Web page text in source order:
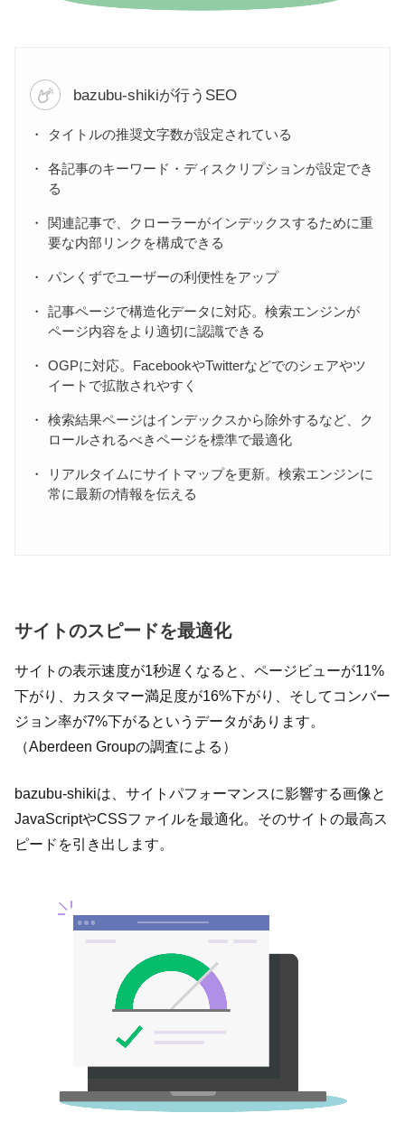
bazubu-shikiが行うSEO
タイトルの推奨文字数が設定されている
各記事のキーワード・ディスクリプションが設定でき
る
関連記事で、クローラーがインデックスするために重
要な内部リンクを構成できる
パンくずでユーザーの利便性をアップ
記事ページで構造化データに対応。検索エンジンが
ページ内容をより適切に認識できる
OGPに対応。FacebookやTwitterなどでのシェアやツ
イートで拡散されやすく
検索結果ページはインデックスから除外するなど、ク
ロールされるべきページを標準で最適化
リアルタイムにサイトマップを更新。検索エンジンに
常に最新の情報を伝える
サイトのスピードを最適化
サイトの表示速度が1秒遅くなると、ページビューが11%
下がり、カスタマー満足度が16%下がり、そしてコンバー
ジョン率が7%下がるというデータがあります。
（Aberdeen Groupの調査による）
bazubu-shikiは、サイトパフォーマンスに影響する画像と
JavaScriptやCSSファイルを最適化。そのサイトの最高ス
ピードを引き出します。